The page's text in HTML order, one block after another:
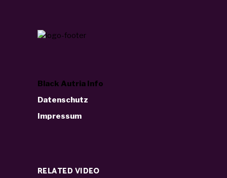
Black Autria Info
Datenschutz
Impressum
RELATED VIDEO